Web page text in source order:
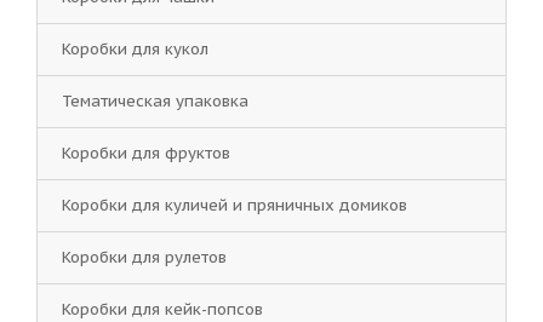
Коробки для кукол
Тематическая упаковка
Коробки для фруктов
Коробки для куличей и пряничных домиков
Коробки для рулетов
Коробки для кейк-попсов